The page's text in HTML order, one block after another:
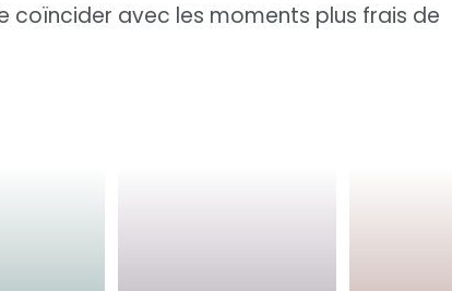
coïncider avec les moments plus frais de